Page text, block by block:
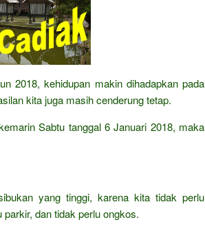
2018, kehidupan makin dihadapkan pada
kita juga masih cenderung tetap.
Sabtu tanggal 6 Januari 2018, maka
yang tinggi, karena kita tidak perlu
dan tidak perlu ongkos.